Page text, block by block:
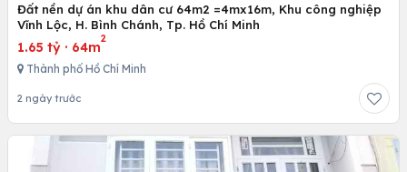
Đất nền dự án khu dân cư 64m2 =4mx16m, Khu công nghiệp
Vĩnh Lộc, H. Bình Chánh, Tp. Hồ Chí Minh
1.65 tỷ · 64m
2
Thành phố Hồ Chí Minh
2 ngày trước